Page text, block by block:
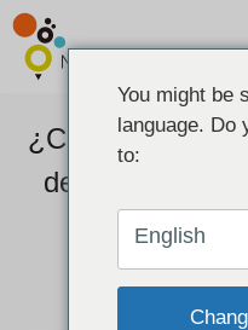
¿Cuál es el
de
tendré
You might be
language. Do
to:
English